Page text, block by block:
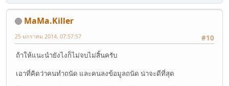
MaMa.Killer
#10
25 มกราคม 2014, 07:57:57
ถ้าให้แนะนำยังไงก็ไม่จบไม่สิ้นครับ
เอาที่คิดว่าคนทำถนัด และคนลงข้อมูลถนัด น่าจะดีที่สุด